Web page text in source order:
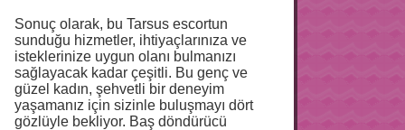
Sonuç olarak, bu Tarsus escortun
sunduğu hizmetler, ihtiyaçlarınıza ve
isteklerinize uygun olanı bulmanızı
sağlayacak kadar çeşitli. Bu genç ve
güzel kadın, şehvetli bir deneyim
yaşamanız için sizinle buluşmayı dört
gözlüyle bekliyor. Baş döndürücü